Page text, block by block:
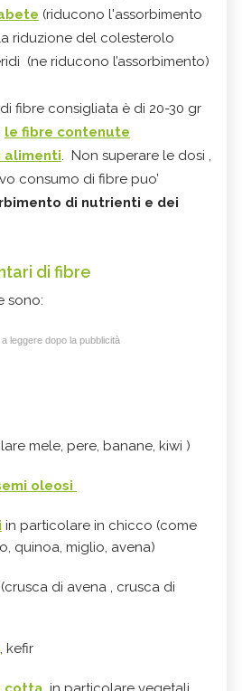
(riducono l'assorbimento
riduzione del colesterolo
(ne riducono l’assorbimento)
fibre consigliata è di 20-30 gr
le fibre contenute
alimenti
Non superare le dosi ,
consumo di fibre puo’
di nutrienti e dei
di fibre
sono:
leggere dopo la pubblicità
mele, pere, banane, kiwi )
oleosi
in particolare in chicco (come
quinoa, miglio, avena)
di avena , crusca di
, kefir